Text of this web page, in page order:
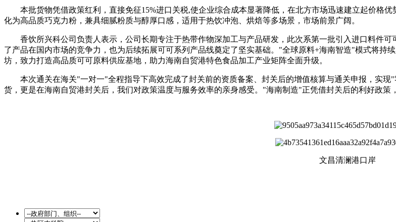
本批货物凭借政策红利，直接免征15%进口关税,使企业综合成本显著降低，在北方市场迅速建立起价格
化为高品质巧克力粉，兼具细腻粉质与醇厚口感，适用于热饮冲泡、烘焙等多场景，市场前景广阔。
香饮所兴科公司负责人表示，公司长期专注于热带作物深加工与产品研发，此次系第一批引入进口料件
了产品在国内市场的竞争力，也为后续拓展可可系列产品线奠定了坚实基础。"全球原料+海南智造"模式将持
坊，致力打造高品质可可原料供应基地，助力海南自贸港特色食品加工产业矩阵全面升级。
本次通关在海关"一对一"全程指导下高效完成了封关前的资质备案、封关后的增值核算与通关申报，实
货，更是在海南自贸港封关后，我们对政策温度与服务效率的亲身感受。"海南制造"正凭借封关后的利好政策
文昌清澜港口岸